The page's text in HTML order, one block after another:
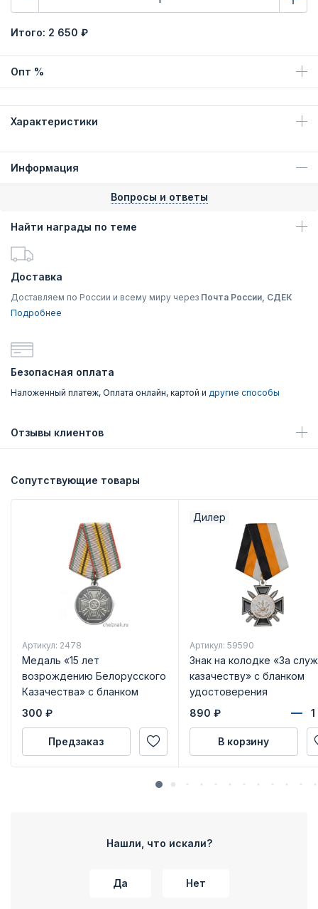
Итого: 2 650 ₽
Опт %
Характеристики
Информация
Вопросы и ответы
Найти награды по теме
Доставка
Доставляем по России и всему миру через Почта России, СДЕК
Подробнее
Безопасная оплата
Наложенный платеж, Оплата онлайн, картой и другие способы
Отзывы клиентов
Сопутствующие товары
Артикул: 2478
Медаль «15 лет
возрождению Белорусского
Казачества» с бланком
удостоверения
300 ₽
Предзаказ
Дилер
Артикул: 59590
Знак на колодке «За
казачеству» с бланком
удостоверения
890 ₽
В корзину
Нашли, что искали?
Да Нет